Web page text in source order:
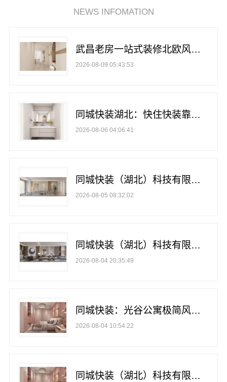
NEWS INFOMATION
武昌老房一站式装修北欧风靠谱，同城快装（湖北）科技有限公司省心
2026-08-09 05:43:53
同城快装湖北：快住快装靠谱吗省心
2026-08-06 04:06:41
同城快装（湖北）科技有限公司光谷公寓极简改造
2026-08-05 08:32:02
同城快装（湖北）科技有限公司武昌老房北欧风一站式装修
2026-08-04 20:35:49
同城快装：光谷公寓极简风改造，科技家装
2026-08-04 10:54:22
同城快装（湖北）科技有限公司本地婚房一站式装修一口价工期保障